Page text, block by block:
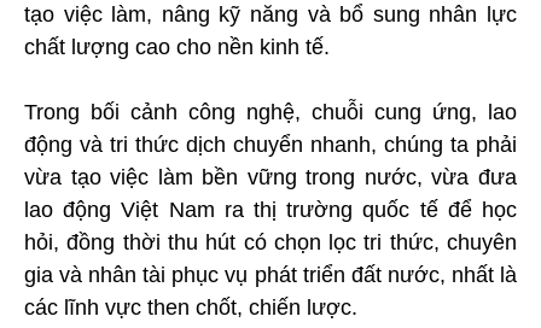
tạo việc làm, nâng kỹ năng và bổ sung nhân lực
chất lượng cao cho nền kinh tế.
Trong bối cảnh công nghệ, chuỗi cung ứng, lao
động và tri thức dịch chuyển nhanh, chúng ta phải
vừa tạo việc làm bền vững trong nước, vừa đưa
lao động Việt Nam ra thị trường quốc tế để học
hỏi, đồng thời thu hút có chọn lọc tri thức, chuyên
gia và nhân tài phục vụ phát triển đất nước, nhất là
các lĩnh vực then chốt, chiến lược.